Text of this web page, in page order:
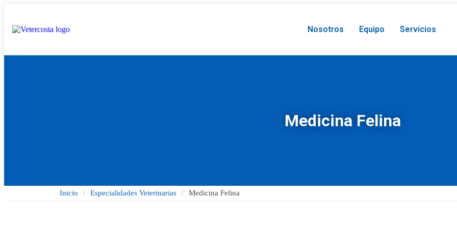
Nosotros Equipo Servicios
Medicina Felina
Inicio / Especialidades Veterinarias / Medicina Felina